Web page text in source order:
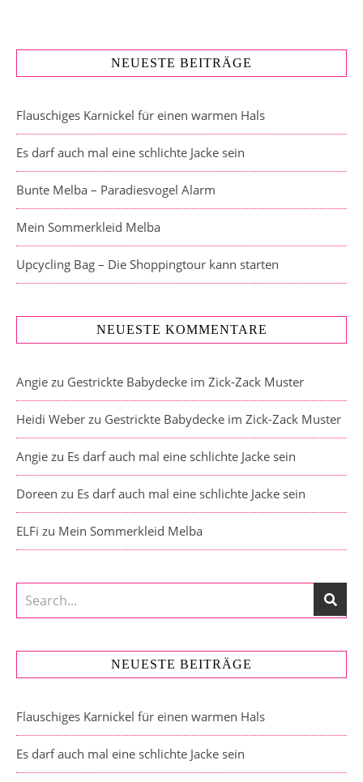
NEUESTE BEITRÄGE
Flauschiges Karnickel für einen warmen Hals
Es darf auch mal eine schlichte Jacke sein
Bunte Melba – Paradiesvogel Alarm
Mein Sommerkleid Melba
Upcycling Bag – Die Shoppingtour kann starten
NEUESTE KOMMENTARE
Angie zu Gestrickte Babydecke im Zick-Zack Muster
Heidi Weber zu Gestrickte Babydecke im Zick-Zack Muster
Angie zu Es darf auch mal eine schlichte Jacke sein
Doreen zu Es darf auch mal eine schlichte Jacke sein
ELFi zu Mein Sommerkleid Melba
NEUESTE BEITRÄGE
Flauschiges Karnickel für einen warmen Hals
Es darf auch mal eine schlichte Jacke sein